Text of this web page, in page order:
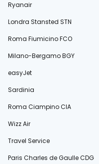
Ryanair
Londra Stansted STN
Roma Fiumicino FCO
Milano-Bergamo BGY
easyJet
Sardinia
Roma Ciampino CIA
Wizz Air
Travel Service
Paris Charles de Gaulle CDG